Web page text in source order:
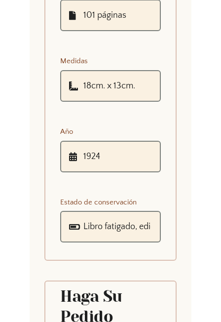
Medidas
Año
Estado de conservación
Haga Su
Pedido